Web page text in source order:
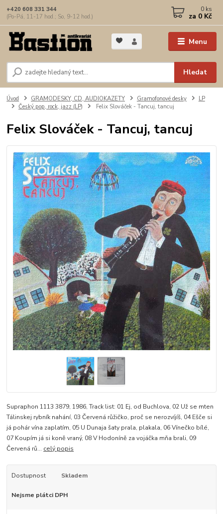
Menu
Hledat
+420 608 331 344
(Po-Pá, 11-17 hod.; So, 9-12 hod.)
0 ks
za 0 Kč
Úvod GRAMODESKY, CD, AUDIOKAZETY Gramofonové desky
LP
Český pop, rock, jazz (LP)
Felix Slováček - Tancuj, tancuj
Felix Slováček - Tancuj, tancuj
Supraphon 1113 3879, 1986, Track list: 01 Ej, od Buchlova, 02 Už se mten
Tálinskej rybník nahání, 03 Červená růžičko, proč se nerozvíjíš, 04 Ešče si
já pohár vína zaplatím, 05 U Dunaja šaty prala, plakala, 06 Vínečko bílé,
07 Koupím já si koně vraný, 08 V Hodoníně za vojáčka mňa brali, 09
Červená rů... celý popis
Dostupnost Skladem
Nejsme plátci DPH